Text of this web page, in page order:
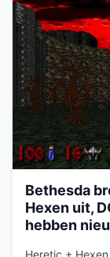
Bethesda
Hexen uit,
hebben
Heretic +